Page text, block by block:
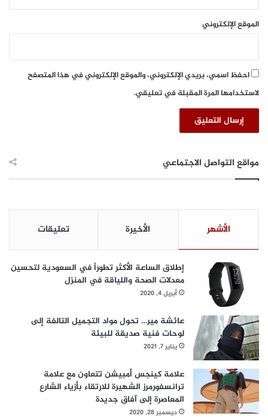
ه
ر
يّ
ب
ر
ل
و
و
خ
ا
ا
الموقع الإلكتروني
احفظ اسمي، بريدي الإلكتروني، والموقع الإلكتروني في هذا المتصفح
لاستخدامها المرة المقبلة في تعليقي.
مواقع التواصل الاجتماعي
الأشهر الأخيرة تعليقات
إطلاق الساعة الأكثر تطوراً في السعودية لتحسين
معدلات الصحة واللياقة في المنزل
أبريل 4, 2020
عائشة مير… تحول مواد التجميل التالفة إلى
لوحات فنية صديقة للبيئة
يناير 7, 2021
علامة كينجس أمبيشن تتعاون مع علامة
ترانسفورمرز الشهيرة للارتقاء بأزياء الشارع
المعاصرة إلى آفاق جديدة
ديسمبر 28, 2020